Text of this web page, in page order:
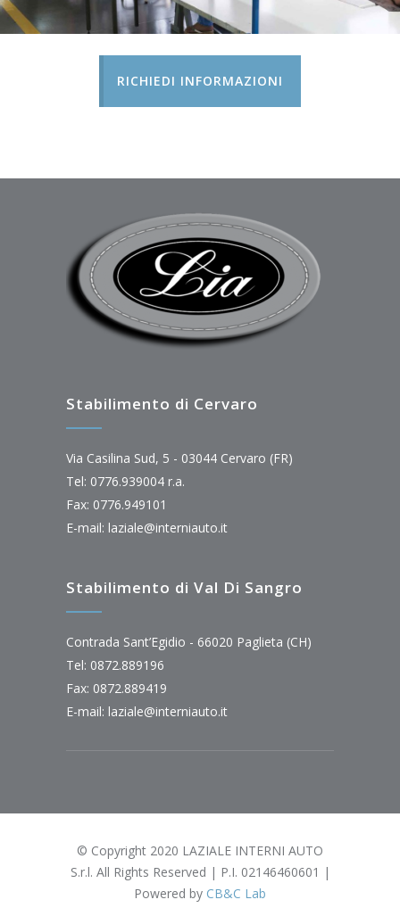
RICHIEDI INFORMAZIONI
Stabilimento di Cervaro
Via Casilina Sud, 5 - 03044 Cervaro (FR)
Tel: 0776.939004 r.a.
Fax: 0776.949101
E-mail: laziale@interniauto.it
Stabilimento di Val Di Sangro
Contrada Sant’Egidio - 66020 Paglieta (CH)
Tel: 0872.889196
Fax: 0872.889419
E-mail: laziale@interniauto.it
© Copyright 2020 LAZIALE INTERNI AUTO
S.r.l. All Rights Reserved | P.I. 02146460601 |
Powered by CB&C Lab